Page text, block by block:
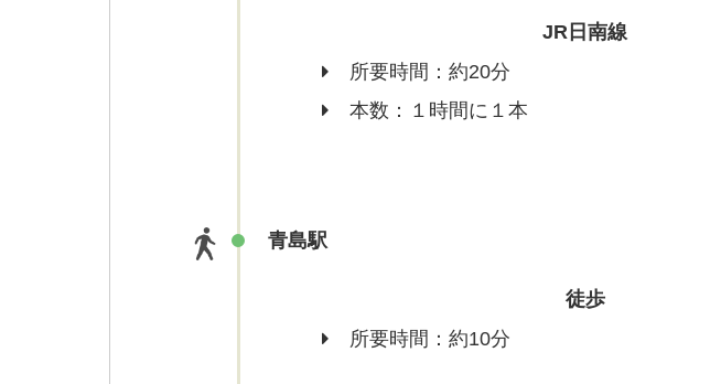
JR日南線
所要時間：約20分
本数：１時間に１本
青島駅
徒歩
所要時間：約10分